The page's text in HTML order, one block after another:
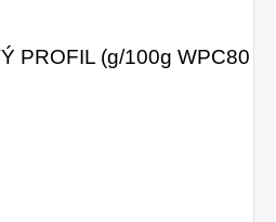
PROFIL (g/100g WPC80